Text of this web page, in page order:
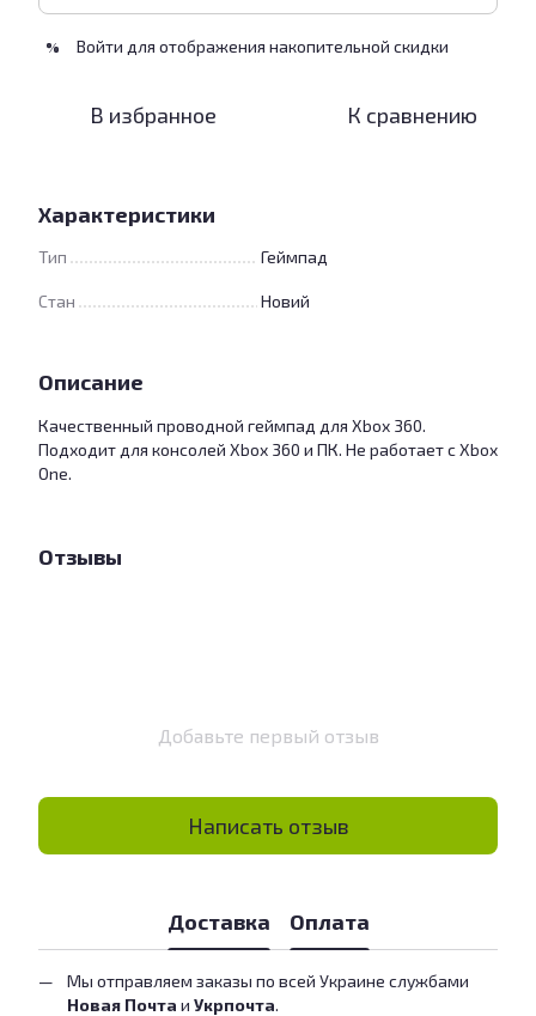
% Войти для отображения накопительной скидки
В избранное К сравнению
Характеристики
Тип Геймпад
Стан Новий
Описание
Качественный проводной геймпад для Xbox 360.
Подходит для консолей Xbox 360 и ПК. Не работает с Xbox
One.
Отзывы
Добавьте первый отзыв
Написать отзыв
Доставка Оплата
Мы отправляем заказы по всей Украине службами
Новая Почта и Укрпочта.